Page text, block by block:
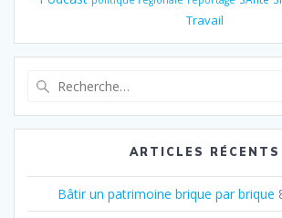
Travail
:
ARTICLES RÉCENTS
Bâtir un patrimoine brique par brique